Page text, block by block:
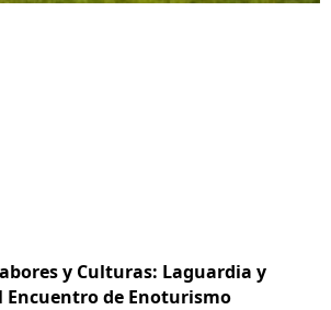
y Culturas: Laguardia y
Encuentro de Enoturismo